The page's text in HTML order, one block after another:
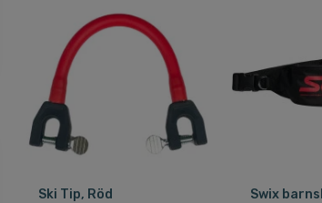
Ski Tip, Röd Swix